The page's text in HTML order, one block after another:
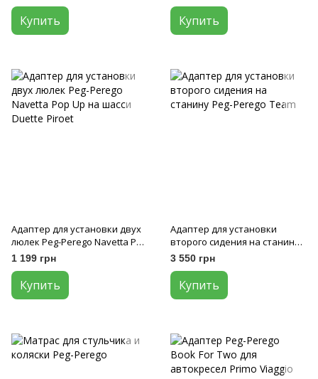
Купить Купить
Адаптер для установки двух
люлек Peg-Perego Navetta Pop
Up на шасси Duette Piroet
1 199 грн
Купить
Адаптер для установки
второго сидения на станину
Peg-Perego Team
3 550 грн
Купить